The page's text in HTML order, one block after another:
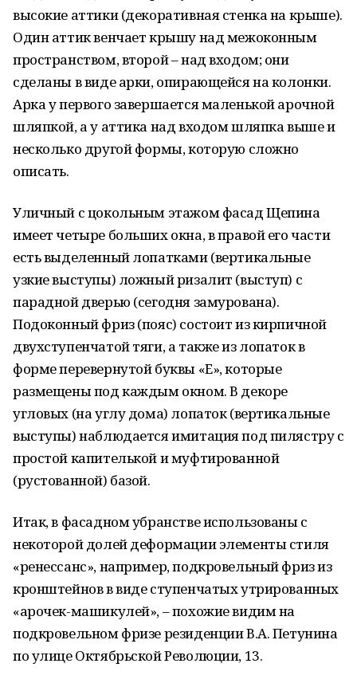
высокие аттики (декоративная стенка на крыше).
Один аттик венчает крышу над межоконным
пространством, второй – над входом; они
сделаны в виде арки, опирающейся на колонки.
Арка у первого завершается маленькой арочной
шляпкой, а у аттика над входом шляпка выше и
несколько другой формы, которую сложно
описать.
Уличный с цокольным этажом фасад Щепина
имеет четыре больших окна, в правой его части
есть выделенный лопатками (вертикальные
узкие выступы) ложный ризалит (выступ) с
парадной дверью (сегодня замурована).
Подоконный фриз (пояс) состоит из кирпичной
двухступенчатой тяги, а также из лопаток в
форме перевернутой буквы «Е», которые
размещены под каждым окном. В декоре
угловых (на углу дома) лопаток (вертикальные
выступы) наблюдается имитация под пилястру с
простой капителькой и муфтированной
(рустованной) базой.
Итак, в фасадном убранстве использованы с
некоторой долей деформации элементы стиля
«ренессанс», например, подкровельный фриз из
кронштейнов в виде ступенчатых утрированных
«арочек-машикулей», – похожие видим на
подкровельном фризе резиденции В.А. Петунина
по улице Октябрьской Революции, 13.